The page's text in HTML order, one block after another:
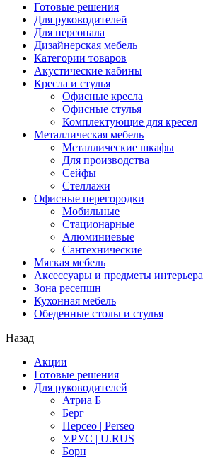
Готовые решения
Для руководителей
Для персонала
Дизайнерская мебель
Категории товаров
Акустические кабины
Кресла и стулья
Офисные кресла
Офисные стулья
Комплектующие для кресел
Металлическая мебель
Металлические шкафы
Для производства
Сейфы
Стеллажи
Офисные перегородки
Мобильные
Стационарные
Алюминиевые
Сантехнические
Мягкая мебель
Аксессуары и предметы интерьера
Зона ресепшн
Кухонная мебель
Обеденные столы и стулья
Назад
Акции
Готовые решения
Для руководителей
Атриа Б
Берг
Персео | Perseo
У.РУС | U.RUS
Борн